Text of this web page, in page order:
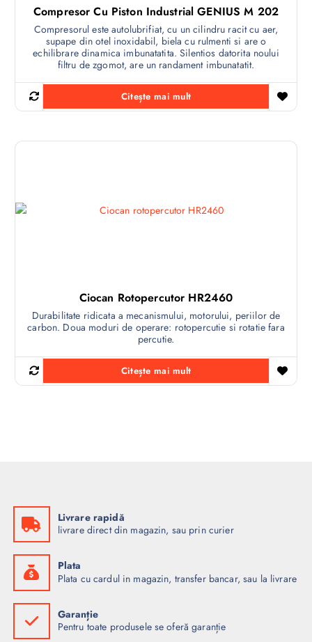
Compresor Cu Piston Industrial GENIUS M 202
Compresorul este autolubrifiat, cu un cilindru racit cu aer,
supape din otel inoxidabil, biela cu rulmenti si are o
echilibrare dinamica imbunatatita. Silentios datorita noului
filtru de zgomot, are un randament imbunatatit.
Citește mai mult
Ciocan Rotopercutor HR2460
Durabilitate ridicata a mecanismului, motorului, periilor de
carbon. Doua moduri de operare: rotopercutie si rotatie fara
percutie.
Citește mai mult
Livrare rapidă
livrare direct din magazin, sau prin curier
Plata
Plata cu cardul in magazin, transfer bancar, sau la livrare
Garanție
Pentru toate produsele se oferă garanție